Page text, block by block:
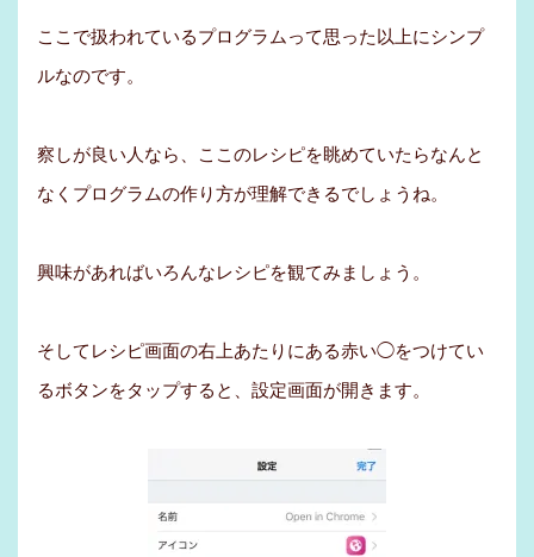
ここで扱われているプログラムって思った以上にシンプ
ルなのです。
察しが良い人なら、ここのレシピを眺めていたらなんと
なくプログラムの作り方が理解できるでしょうね。
興味があればいろんなレシピを観てみましょう。
そしてレシピ画面の右上あたりにある赤い◯をつけてい
るボタンをタップすると、設定画面が開きます。